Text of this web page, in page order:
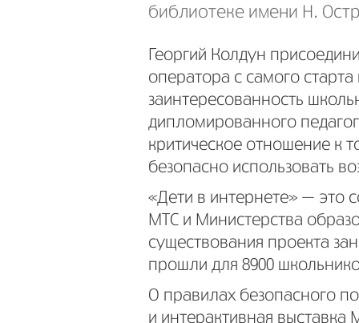
библиотеке имени Н.
Георгий Колдун
оператора с самого
заинтересованность
дипломированного
критическое отношение к
безопасно использовать
«Дети в интернете» — это
МТС и Министерства
существования проекта
прошли для 8900
О правилах безопасного
и интерактивная выставка